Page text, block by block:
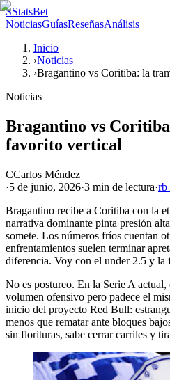
SStatsBet
NoticiasGuíasReseñasAnálisis
Inicio
›Noticias
›Bragantino vs Coritiba: la
Noticias
Bragantino vs
favorito vertical
CCarlos Méndez
·5 de junio, 2026·3 min de lectura·rb
Bragantino recibe a Coritiba con la
narrativa dominante pinta presión
somete. Los números fríos cuentan
enfrentamientos suelen terminar
diferencia. Voy con el under 2.5 y la
No es postureo. En la Serie A actual,
volumen ofensivo pero padece el
inicio del proyecto Red Bull:
menos que rematar ante bloques
sin florituras, sabe cerrar carriles y